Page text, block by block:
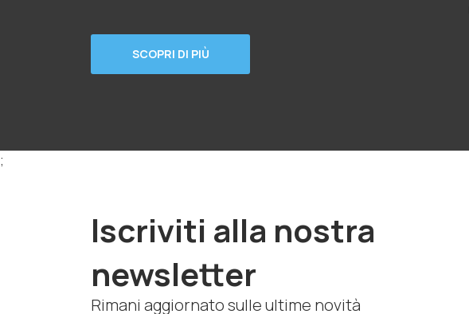
SCOPRI DI PIÙ
;
Iscriviti alla nostra
newsletter
Rimani aggiornato sulle ultime novità